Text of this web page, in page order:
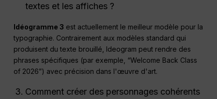
textes et les affiches ?
Idéogramme 3 est actuellement le meilleur modèle pour la
typographie. Contrairement aux modèles standard qui
produisent du texte brouillé, Ideogram peut rendre des
phrases spécifiques (par exemple, “Welcome Back Class
of 2026”) avec précision dans l'œuvre d'art.
Comment créer des personnages cohérents